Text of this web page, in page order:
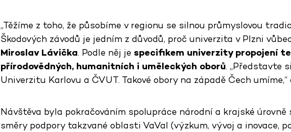
„Těžíme z toho, že působíme v regionu se silnou průmyslovou
Škodových závodů je jedním z důvodů, proč univerzita v Plzni
Miroslav Lávička. Podle něj je specifikem univerzity propojení
přírodovědných, humanitních i uměleckých oborů. „Představte
Univerzitu Karlovu a ČVUT. Takové obory na západě Čech umíme,“
Návštěva byla pokračováním spolupráce národní a krajské
směry podpory takzvané oblasti VaVaI (výzkum, vývoj a inovace,